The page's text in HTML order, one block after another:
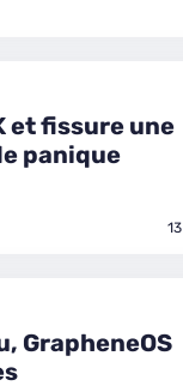
et fissure une
panique
13
GrapheneOS